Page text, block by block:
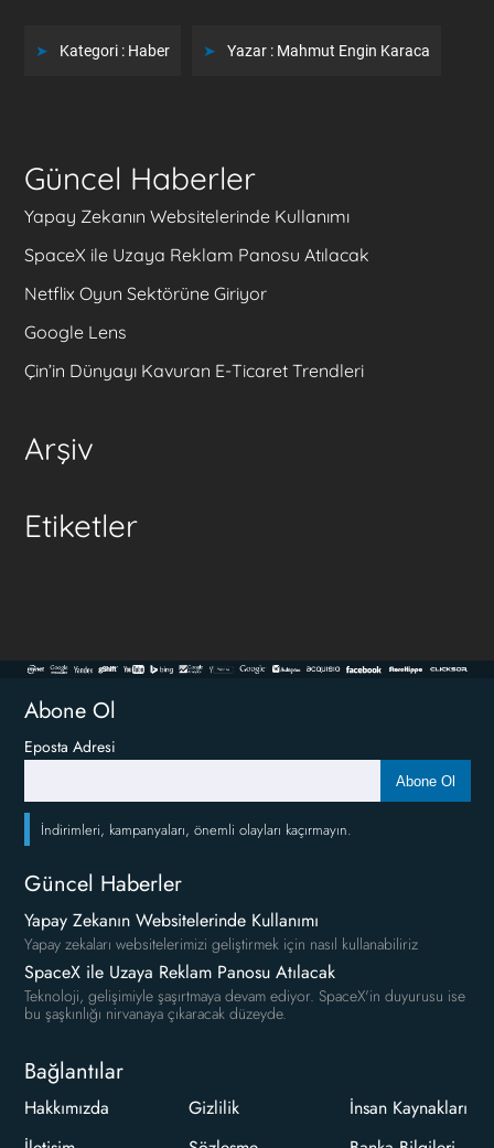
Kategori : Haber Yazar : Mahmut Engin Karaca
Güncel Haberler
Yapay Zekanın Websitelerinde Kullanımı
SpaceX ile Uzaya Reklam Panosu Atılacak
Netflix Oyun Sektörüne Giriyor
Google Lens
Çin’in Dünyayı Kavuran E-Ticaret Trendleri
Arşiv
Etiketler
Abone Ol
Eposta Adresi
Abone Ol
İndirimleri, kampanyaları, önemli olayları kaçırmayın.
Güncel Haberler
Yapay Zekanın Websitelerinde Kullanımı
Yapay zekaları websitelerimizi geliştirmek için nasıl kullanabiliriz
SpaceX ile Uzaya Reklam Panosu Atılacak
Teknoloji, gelişimiyle şaşırtmaya devam ediyor. SpaceX'in duyurusu ise
bu şaşkınlığı nirvanaya çıkaracak düzeyde.
Bağlantılar
Hakkımızda
Gizlilik
İnsan Kaynakları